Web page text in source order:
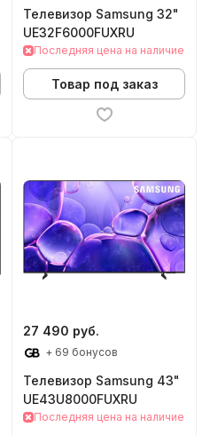
Телевизор Samsung 32"
UE32F6000FUXRU
Последняя цена на наличие
Товар под заказ
27 490 руб.
+ 69 бонусов
Телевизор Samsung 43"
UE43U8000FUXRU
Последняя цена на наличие